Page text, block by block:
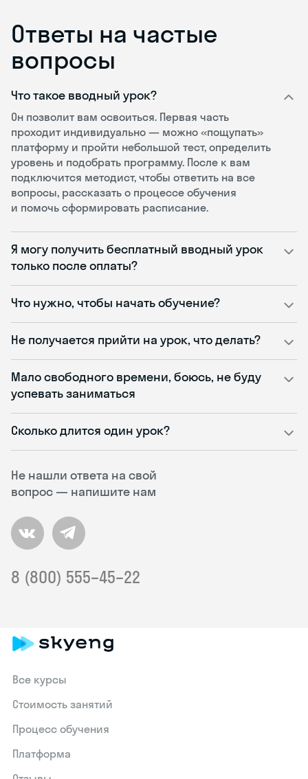
Ответы на частые
вопросы
Не нашли ответа на свой
вопрос — напишите нам
8 (800) 555–45–22
Что такое вводный урок?
Он позволит вам освоиться. Первая часть
проходит индивидуально — можно «пощупать»
платформу и пройти небольшой тест, определить
уровень и подобрать программу. После к вам
подключится методист, чтобы ответить на все
вопросы, рассказать о процессе обучения
и помочь сформировать расписание.
Я могу получить бесплатный вводный урок
только после оплаты?
Что нужно, чтобы начать обучение?
Не получается прийти на урок, что делать?
Мало свободного времени, боюсь, не буду
успевать заниматься
Сколько длится один урок?
Все курсы
Стоимость занятий
Процесс обучения
Платформа